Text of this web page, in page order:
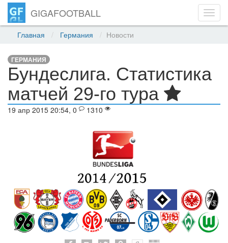
GIGAFOOTBALL
Главная Германия Новости
ГЕРМАНИЯ
Бундеслига. Статистика
матчей 29-го тура
19 апр 2015 20:54, 0 1310